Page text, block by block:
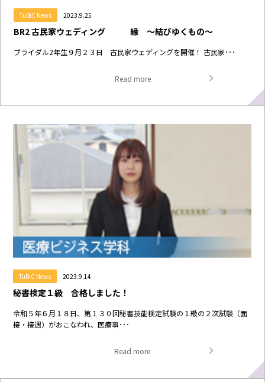
TuBiC News 2023.9.25
BR2 古民家ウェディング 縁 ～結びゆくもの～
ブライダル2年生９月２３日 古民家ウェディングを開催！ 古民家･･･
Read more
TuBiC News 2023.9.14
秘書検定１級 合格しました！
令和５年６月１８日、第１３０回秘書技能検定試験の１級の２次試験（面
接・接遇）がおこなわれ、医療事･･･
Read more